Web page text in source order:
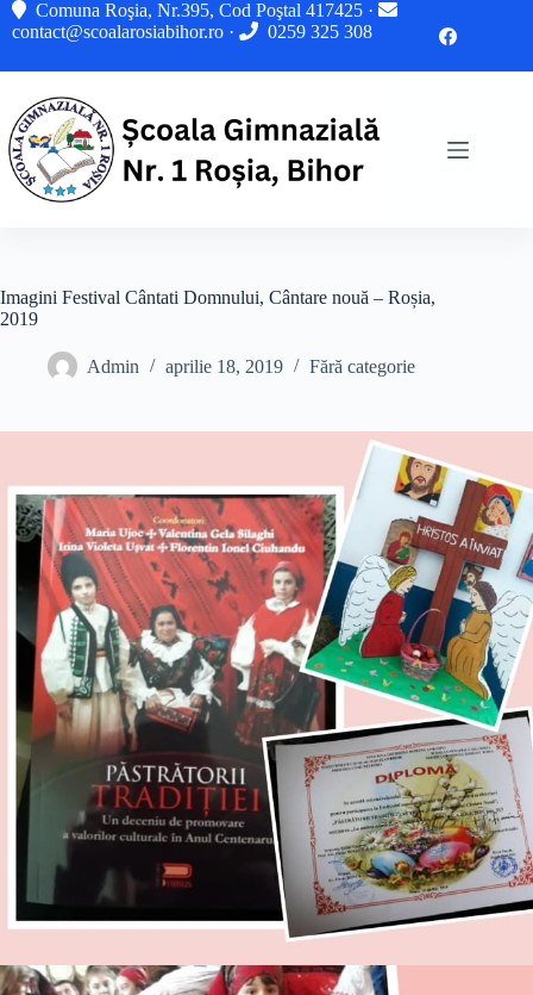
Sari Comuna Roşia, Nr.395, Cod Poştal 417425 ·
contact@scoalarosiabihor.ro · 0259 325 308
Imagini Festival Cântati Domnului, Cântare nouă – Roșia,
2019
Admin aprilie 18, 2019 Fără categorie